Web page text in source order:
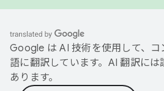
Google は AI 技術を使用して、
語に翻訳しています。AI 翻訳に
あります。